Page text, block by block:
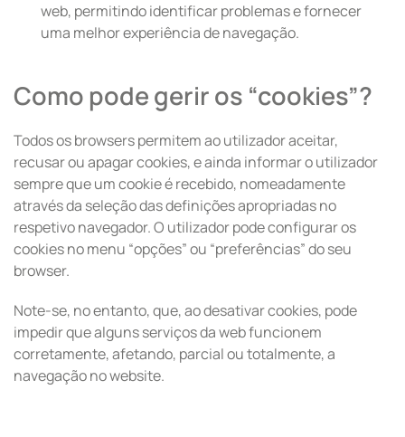
web, permitindo identificar problemas e fornecer
uma melhor experiência de navegação.
Como pode gerir os “cookies”?
Todos os browsers permitem ao utilizador aceitar,
recusar ou apagar cookies, e ainda informar o utilizador
sempre que um cookie é recebido, nomeadamente
através da seleção das definições apropriadas no
respetivo navegador. O utilizador pode configurar os
cookies no menu “opções” ou “preferências” do seu
browser.
Note-se, no entanto, que, ao desativar cookies, pode
impedir que alguns serviços da web funcionem
corretamente, afetando, parcial ou totalmente, a
navegação no website.